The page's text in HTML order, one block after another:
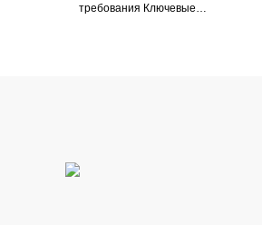
требования Ключевые…